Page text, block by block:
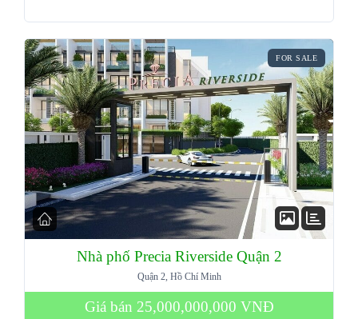
FOR SALE
Nhà phố Precia Riverside Quận 2
Quận 2, Hồ Chí Minh
Giá bán 25,000,000,000 VNĐ